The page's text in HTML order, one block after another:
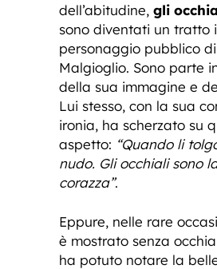
dell’abitudine, gli
sono diventati un tratto
personaggio pubblico
Malgioglio. Sono parte
della sua immagine e
Lui stesso, con la sua
ironia, ha scherzato su
aspetto: “Quando li
nudo. Gli occhiali sono
corazza”.
Eppure, nelle rare
è mostrato senza
ha potuto notare la